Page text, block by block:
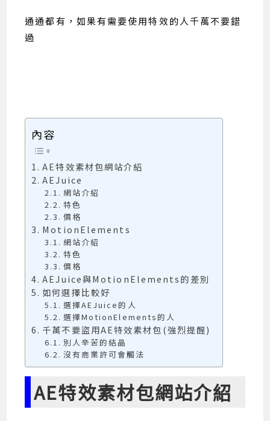
通通都有，如果有需要使用特效的人千萬不要錯
過
內容
AE特效素材包網站介紹
AEJuice
網站介紹
特色
價格
MotionElements
網站介紹
特色
價格
AEJuice與MotionElements的差別
如何選擇比較好
選擇AEJuice的人
選擇MotionElements的人
千萬不要盜用AE特效素材包(強烈提醒)
別人辛苦的結晶
沒有商業許可會觸法
AE特效素材包網站介紹